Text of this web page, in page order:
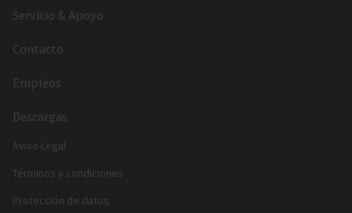
Servicio & Apoyo
Contacto
Empleos
Descargas
Aviso Legal
Términos y condiciones
Protección de datos